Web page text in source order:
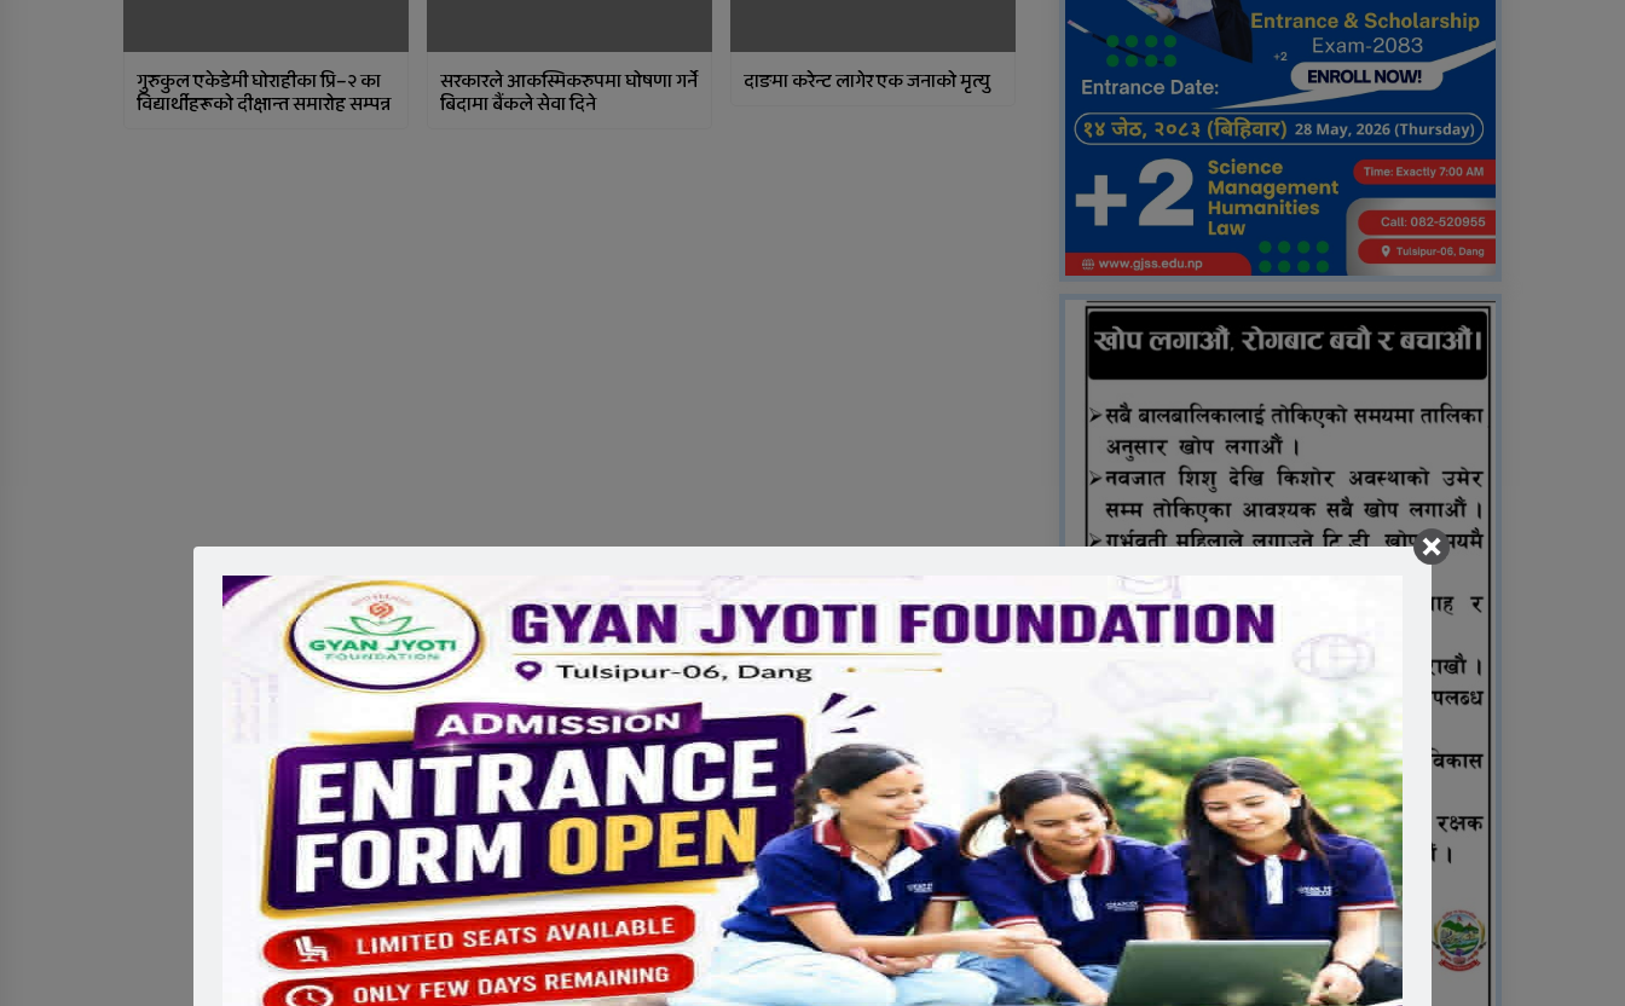
गुरुकुल एकेडेमी घोराहीका प्रि–२ का
विद्यार्थीहरूको दीक्षान्त समारोह सम्पन्न
सरकारले आकस्मिकरुपमा घोषणा गर्ने
बिदामा बैंकले सेवा दिने
दाङमा करेन्ट लागेर एक जनाको मृत्यु